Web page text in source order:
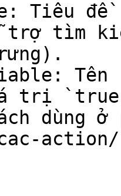
Tiêu đề
trợ tìm
Tên
trị
dùng